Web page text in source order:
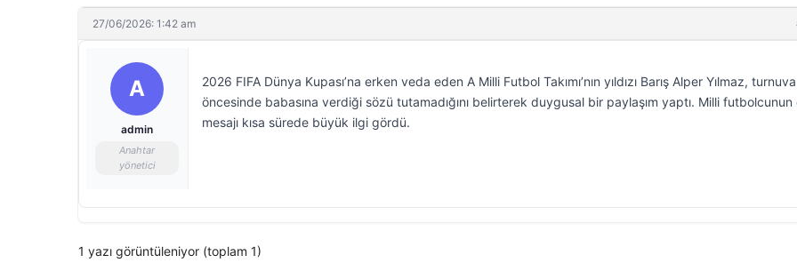
27/06/2026: 1:42 am
A
admin
Anahtar
yönetici
2026 FIFA Dünya Kupası’na erken veda eden A Milli Futbol Takımı’nın yıldızı Barış Alper Yılmaz, turnuva
öncesinde babasına verdiği sözü tutamadığını belirterek duygusal bir paylaşım yaptı. Milli futbolcunun
mesajı kısa sürede büyük ilgi gördü.
1 yazı görüntüleniyor (toplam 1)